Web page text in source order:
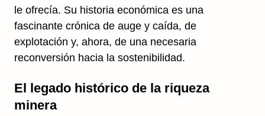
le ofrecía. Su historia económica es una
fascinante crónica de auge y caída, de
explotación y, ahora, de una necesaria
reconversión hacia la sostenibilidad.
El legado histórico de la riqueza
minera